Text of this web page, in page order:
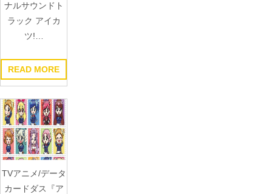
ナルサウンドト
ラック アイカ
ツ!…
READ MORE
TVアニメ/データ
カードダス『ア